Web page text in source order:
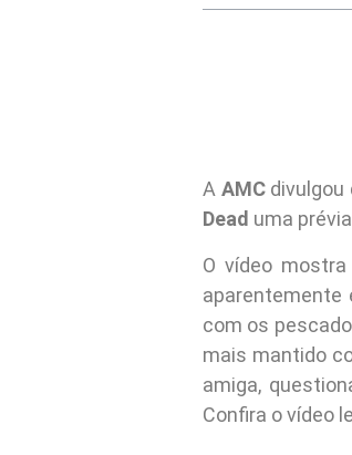
A AMCdivulgou
Dead uma
O vídeo mostra
aparentemente
com os
mais mantido
amiga,
Confira o vídeo